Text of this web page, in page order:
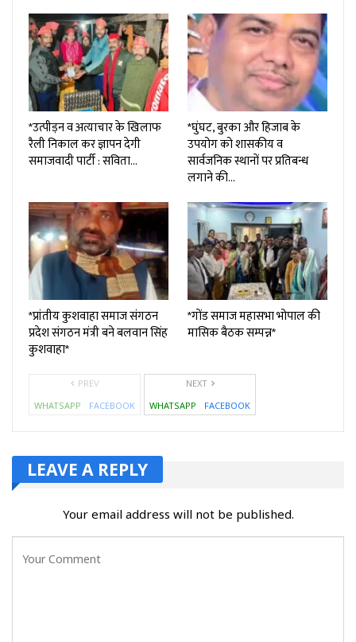
*उत्पीड़न व अत्याचार के खिलाफ
रैली निकाल कर ज्ञापन देगी
समाजवादी पार्टी : सविता…
*घुंघट, बुरका और हिजाब के
उपयोग को शासकीय व
सार्वजनिक स्थानों पर प्रतिबन्ध
लगाने की…
*प्रांतीय कुशवाहा समाज संगठन
प्रदेश संगठन मंत्री बने बलवान सिंह
कुशवाहा*
*गोंड समाज महासभा भोपाल की
मासिक बैठक सम्पन्न*
PREV
WHATSAPP
FACEBOOK
NEXT
WHATSAPP
FACEBOOK
LEAVE A REPLY
Your email address will not be published.